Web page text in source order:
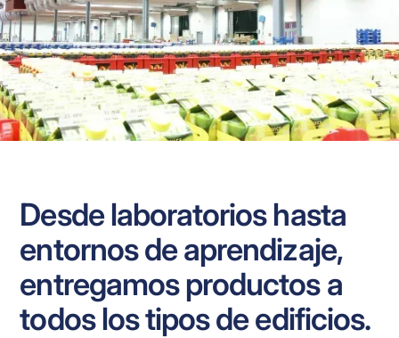
Desde laboratorios hasta
entornos de aprendizaje,
entregamos productos a
todos los tipos de edificios.